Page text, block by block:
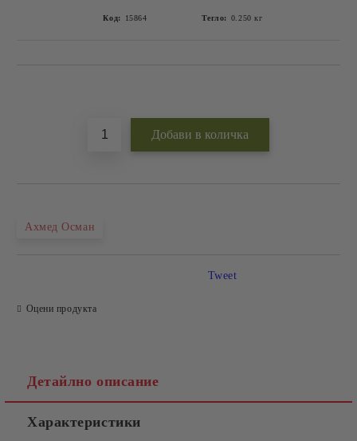
Код: 15864 Тегло: 0.250 кг
Ахмед Осман
Оцени продукта
Tweet
Детайлно описание
Характеристики